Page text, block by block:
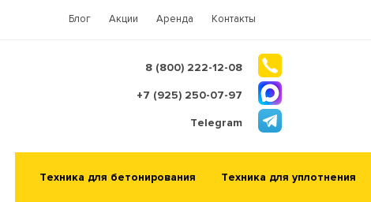
Блог Акции Аренда Контакты
8 (800) 222-12-08
+7 (925) 250-07-97
Telegram
Техника для бетонирования Техника для уплотнения